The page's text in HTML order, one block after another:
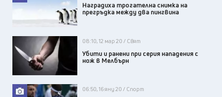
Наградиха трогателна снимка на
прегръдка между два пингвина
08:10, 12 мар 20 / Свят
Убити и ранени при серия нападения с
нож в Мелбърн
06:50, 16 яну 20 / Спорт